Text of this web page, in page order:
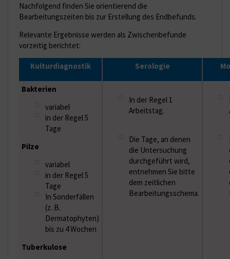
Nachfolgend finden Sie orientierend die
Bearbeitungszeiten bis zur Erstellung des Endbefunds.
Relevante Ergebnisse werden als Zwischenbefunde
vorzeitig berichtet:
Kulturdiagnostik Serologie
Bakterien
variabel
in der Regel 5
Tage
Pilze
variabel
in der Regel 5
Tage
In Sonderfällen
(z. B.
Dermatophyten)
bis zu 4 Wochen
Tuberkulose
In der Regel 1
Arbeitstag.
Die Tage, an denen
die Untersuchung
durchgeführt wird,
entnehmen Sie bitte
dem zeitlichen
Bearbeitungsschema.